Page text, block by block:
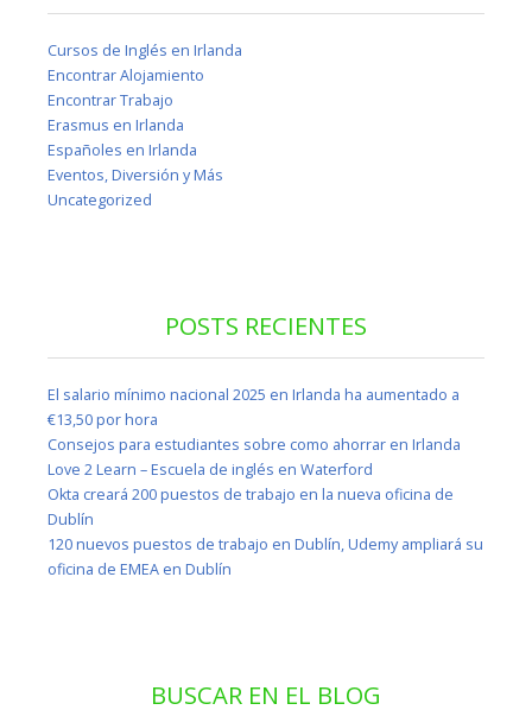
Cursos de Inglés en Irlanda
Encontrar Alojamiento
Encontrar Trabajo
Erasmus en Irlanda
Españoles en Irlanda
Eventos, Diversión y Más
Uncategorized
POSTS RECIENTES
El salario mínimo nacional 2025 en Irlanda ha aumentado a
€13,50 por hora
Consejos para estudiantes sobre como ahorrar en Irlanda
Love 2 Learn – Escuela de inglés en Waterford
Okta creará 200 puestos de trabajo en la nueva oficina de
Dublín
120 nuevos puestos de trabajo en Dublín, Udemy ampliará su
oficina de EMEA en Dublín
BUSCAR EN EL BLOG